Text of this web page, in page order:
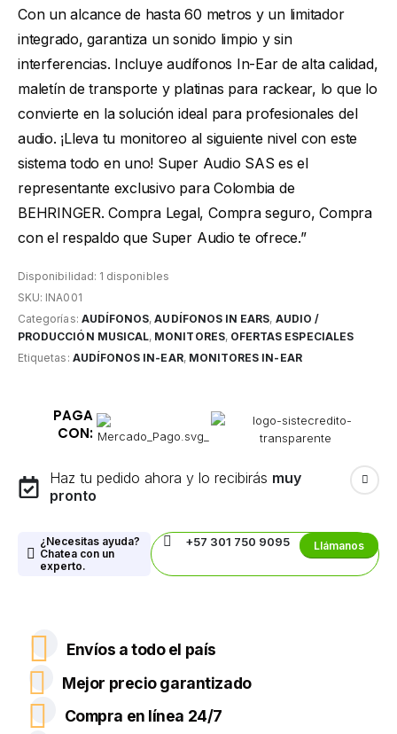
Con un alcance de hasta 60 metros y un limitador
integrado, garantiza un sonido limpio y sin
interferencias. Incluye audífonos In-Ear de alta calidad,
maletín de transporte y platinas para rackear, lo que lo
convierte en la solución ideal para profesionales del
audio. ¡Lleva tu monitoreo al siguiente nivel con este
sistema todo en uno! Super Audio SAS es el
representante exclusivo para Colombia de
BEHRINGER. Compra Legal, Compra seguro, Compra
con el respaldo que Super Audio te ofrece.”
Disponibilidad: 1 disponibles
SKU: INA001
Categorías: AUDÍFONOS,AUDÍFONOS IN EARS, AUDIO /
PRODUCCIÓN MUSICAL, MONITORES, OFERTAS ESPECIALES
Etiquetas: AUDÍFONOS IN-EAR, MONITORES IN-EAR
PAGA
CON:
Haz tu pedido ahora y lo recibirás muy
pronto
¿Necesitas ayuda?
Chatea con un
experto.
+57 301 750 9095 Llámanos
Envíos a todo el país
Mejor precio garantizado
Compra en línea 24/7